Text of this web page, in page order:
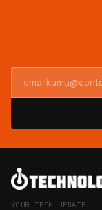
YOUR TECH UPDATE